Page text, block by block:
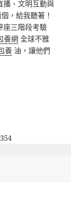
播、文明互動與
，給我聽著！
座三階段考驗
養網 全球不雅
養 油，讓他們